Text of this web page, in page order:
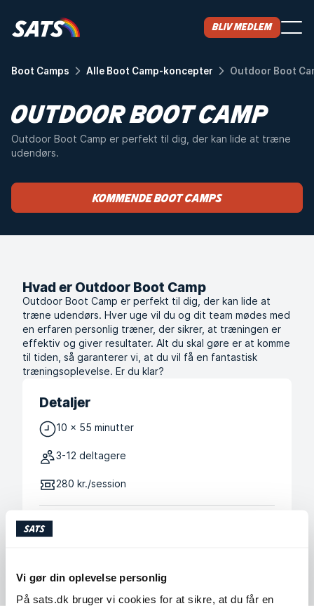
Vi gør din oplevelse personlig
På sats.dk bruger vi cookies for at sikre, at du får en
Bliv medlem
Boot Camps Alle Boot Camp-koncepter Outdoor Boot
OUTDOOR BOOT CAMP
Outdoor Boot Camp er perfekt til dig, der kan lide at træne
udendørs.
Kommende Boot Camps
Hvad er Outdoor Boot Camp
Outdoor Boot Camp er perfekt til dig, der kan lide at
træne udendørs. Hver uge vil du og dit team mødes med
en erfaren personlig træner, der sikrer, at træningen er
effektiv og giver resultater. Alt du skal gøre er at komme
til tiden, så garanterer vi, at du vil få en fantastisk
træningsoplevelse. Er du klar?
Detaljer
10 x 55 minutter
3-12 deltagere
280 kr./session
Boot Camps er også tilgængelige selvom du ikke er
medlem i SATS (+499).